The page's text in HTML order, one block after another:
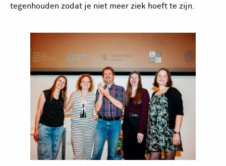
tegenhouden zodat je niet meer ziek hoeft te zijn.